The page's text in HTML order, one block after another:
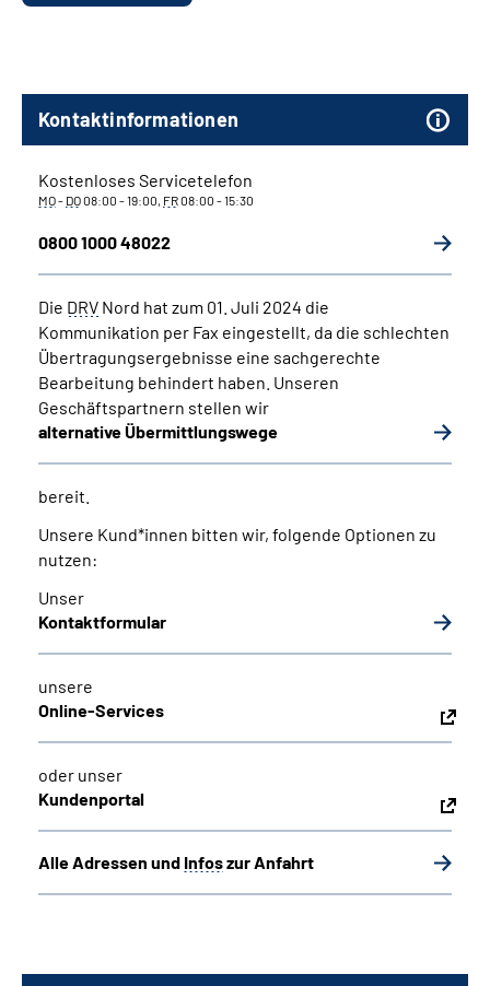
Kontaktinformationen
Kostenloses Servicetelefon
MO- DO08:00 - 19:00, FR08:00 - 15:30
0800 1000 48022
Die DRV Nord hat zum 01. Juli 2024 die
Kommunikation per Fax eingestellt, da die schlechten
Übertragungsergebnisse eine sachgerechte
Bearbeitung behindert haben. Unseren
Geschäftspartnern stellen wir
alternative Übermittlungswege
bereit.
Unsere Kund*innen bitten wir, folgende Optionen zu
nutzen:
Unser
Kontaktformular
unsere
Online-Services
oder unser
Kundenportal
Alle Adressen und Infoszur Anfahrt